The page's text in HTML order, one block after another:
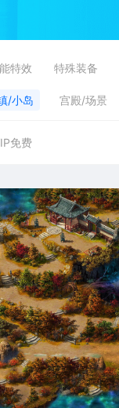
特效 特殊装备
/小岛 宫殿/场景
免费